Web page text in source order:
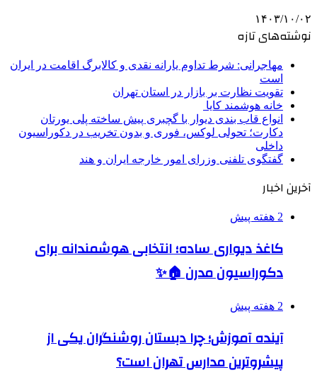
۱۴۰۳/۱۰/۰۲
نوشته‌های تازه
مهاجرانی: شرط تداوم یارانه نقدی و کالابرگ اقامت در ایران
است
تقویت نظارت بر بازار در استان تهران
خانه هوشمند کایا
انواع قاب بندی دیوار با گچبری پیش ساخته پلی یورتان
دکارت؛ تحولی لوکس، فوری و بدون تخریب در دکوراسیون
داخلی
گفتگوی تلفنی وزرای امور خارجه ایران و هند
آخرین اخبار
2 هفته پیش
کاغذ دیواری ساده؛ انتخابی هوشمندانه برای
دکوراسیون مدرن 🏠✨
2 هفته پیش
آینده آموزش؛ چرا دبستان روشنگران یکی از
پیشروترین مدارس تهران است؟